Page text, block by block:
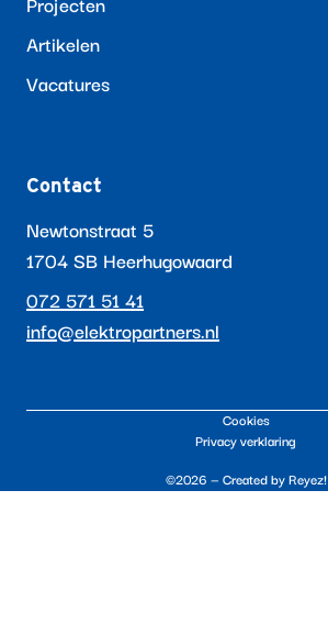
Projecten
Artikelen
Vacatures
Contact
Newtonstraat 5
1704 SB Heerhugowaard
072 571 51 41
info@elektropartners.nl
Cookies
Privacy verklaring
©2026 — Created by Reyez!